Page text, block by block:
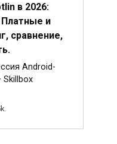
в 2026:
Платные и
сравнение,
Android-
Skillbox